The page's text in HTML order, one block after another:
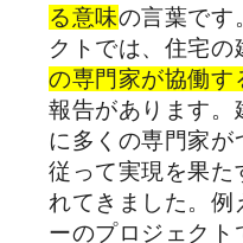
る意味の言葉です
クトでは、住宅の
の専門家が協働す
報告があります。
に多くの専門家が
従って実現を果た
れてきました。例
ーのプロジェクト